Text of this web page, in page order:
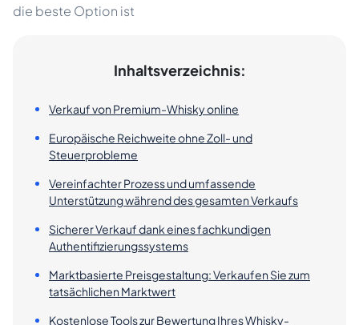
die beste Option ist
Inhaltsverzeichnis:
Verkauf von Premium-Whisky online
Europäische Reichweite ohne Zoll- und
Steuerprobleme
Vereinfachter Prozess und umfassende
Unterstützung während des gesamten Verkaufs
Sicherer Verkauf dank eines fachkundigen
Authentifizierungssystems
Marktbasierte Preisgestaltung: Verkaufen Sie zum
tatsächlichen Marktwert
Kostenlose Tools zur Bewertung Ihres Whisky-